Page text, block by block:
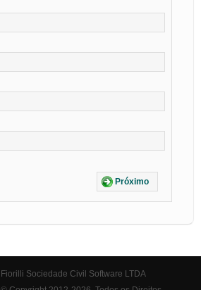
Próximo
Fiorilli Sociedade Civil Software LTDA